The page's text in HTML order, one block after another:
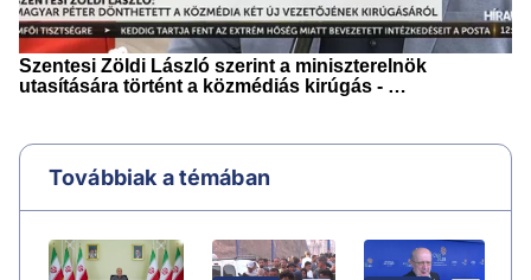
Továbbiak a témában